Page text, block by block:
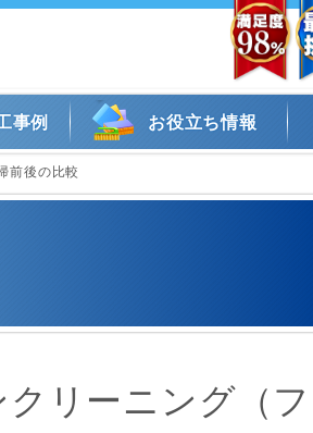
事例 お役立ち情報
前後の比較
リーニング（フ